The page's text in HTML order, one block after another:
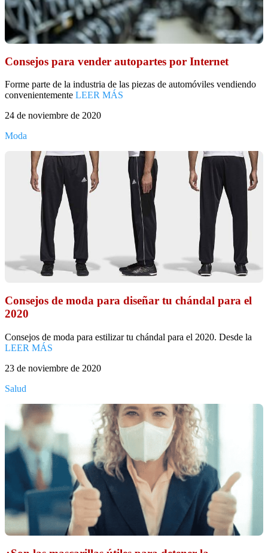
Consejos para vender autopartes por Internet
Forme parte de la industria de las piezas de automóviles vendiendo
convenientemente LEER MÁS
24 de noviembre de 2020
Moda
Consejos de moda para diseñar tu chándal para el
2020
Consejos de moda para estilizar tu chándal para el 2020. Desde la
LEER MÁS
23 de noviembre de 2020
Salud